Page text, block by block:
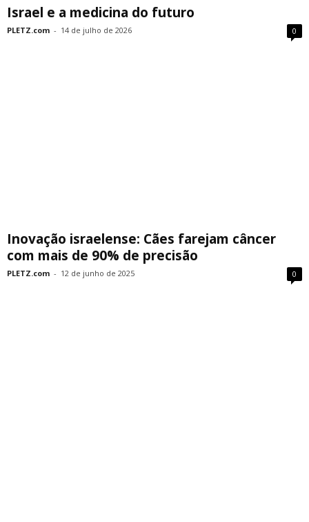
Israel e a medicina do futuro
PLETZ.com - 14 de julho de 2026 0
Inovação israelense: Cães farejam câncer
com mais de 90% de precisão
PLETZ.com - 12 de junho de 2025 0